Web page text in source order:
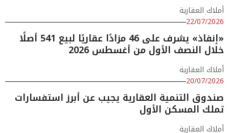
أملاك العقارية
22/07/2026
«إنفاذ» يشرف على 46 مزادًا عقاريًا لبيع 541 أصلًا
خلال النصف الأول من أغسطس 2026
أملاك العقارية
20/07/2026
صندوق التنمية العقارية يجيب عن أبرز استفسارات
تملك المسكن الأول
أملاك العقارية